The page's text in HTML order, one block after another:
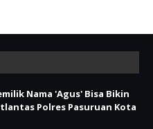
Nama 'Agus' Bisa Bikin
Polres Pasuruan Kota